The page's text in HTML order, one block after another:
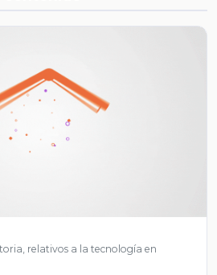
relativos a la tecnología en